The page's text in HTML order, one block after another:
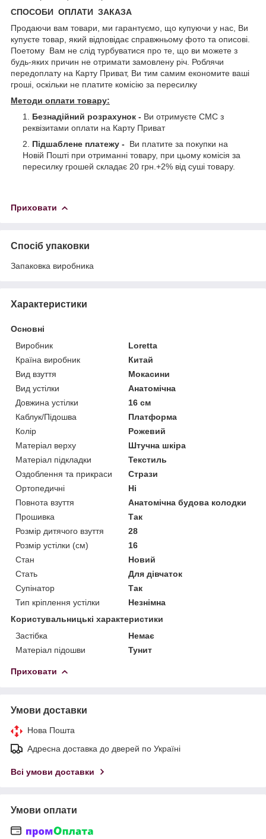
СПОСОБИ ОПЛАТИ ЗАКАЗА
Продаючи вам товари, ми гарантуємо, що купуючи у нас, Ви
купуєте товар, який відповідає справжньому фото та описові.
Поетому Вам не слід турбуватися про те, що ви можете з
будь-яких причин не отримати замовлену річ. Роблячи
передоплату на Карту Приват, Ви тим самим економите ваші
гроші, оскільки не платите комісію за пересилку
Методи оплати товару:
Безнадійний розрахунок - Ви отримуєте СМС з
реквізитами оплати на Карту Приват
Підшаблене платежу - Ви платите за покупки на
Новій Пошті при отриманні товару, при цьому комісія за
пересилку грошей складає 20 грн.+2% від суші товару.
Приховати
Спосіб упаковки
Запаковка виробника
Характеристики
Основні
Виробник
Loretta
Країна виробник
Китай
Вид взуття
Мокасини
Вид устілки
Анатомічна
Довжина устілки
16 см
Каблук/Підошва
Платформа
Колір
Рожевий
Матеріал верху
Штучна шкіра
Матеріал підкладки
Текстиль
Оздоблення та прикраси
Стрази
Ортопедичні
Ні
Повнота взуття
Анатомічна будова колодки
Прошивка
Так
Розмір дитячого взуття
28
Розмір устілки (см)
16
Стан
Новий
Стать
Для дівчаток
Супінатор
Так
Тип кріплення устілки
Незнімна
Користувальницькі характеристики
Застібка
Немає
Матеріал підошви
Тунит
Приховати
Умови доставки
Нова Пошта
Адресна доставка до дверей по Україні
Всі умови доставки
Умови оплати